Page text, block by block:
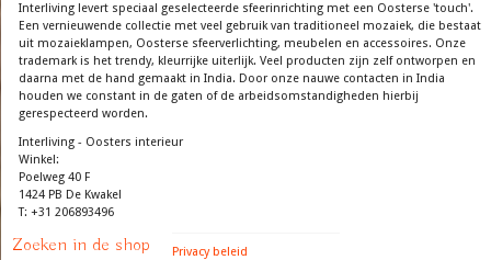
Interliving levert speciaal geselecteerde sfeerinrichting met een Oosterse 'touch'.
Een vernieuwende collectie met veel gebruik van traditioneel mozaiek, die bestaat
uit mozaieklampen, Oosterse sfeerverlichting, meubelen en accessoires. Onze
trademark is het trendy, kleurrijke uiterlijk. Veel producten zijn zelf ontworpen en
daarna met de hand gemaakt in India. Door onze nauwe contacten in India
houden we constant in de gaten of de arbeidsomstandigheden hierbij
gerespecteerd worden.
Interliving - Oosters interieur
Winkel:
Poelweg 40 F
1424 PB De Kwakel
T: +31 206893496
Zoeken in de shop Privacy beleid